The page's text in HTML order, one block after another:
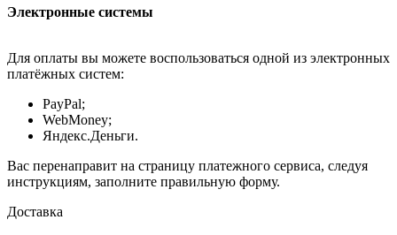
Электронные системы
Для оплаты вы можете воспользоваться одной из электронных
платёжных систем:
PayPal;
WebMoney;
Яндекс.Деньги.
Вас перенаправит на страницу платежного сервиса, следуя
инструкциям, заполните правильную форму.
Доставка